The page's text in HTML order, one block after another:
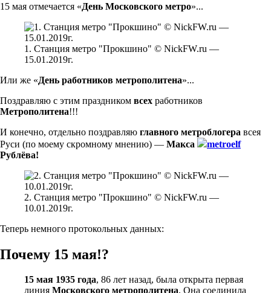
15 мая отмечается «День Московского метро»...
1. Станция метро "Прокшино" © NickFW.ru —
15.01.2019г.
Или же «День работников метрополитена»...
Поздравляю с этим праздником всех работников
Метрополитена!!!
И конечно, отдельно поздравляю главного метроблогера всея
Руси (по моему скромному мнению) — Макса
metroelf
Рублёва!
2. Станция метро "Прокшино" © NickFW.ru —
10.01.2019г.
Теперь немного протокольных данных:
Почему 15 мая!?
15 мая 1935 года, 86 лет назад, была открыта первая
линия Московского метрополитена. Она соединила